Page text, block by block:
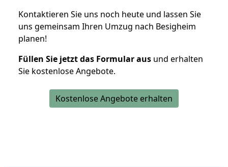
Kontaktieren Sie uns noch heute und lassen Sie
uns gemeinsam Ihren Umzug nach Besigheim
planen!
Füllen Sie jetzt das Formular aus und erhalten
Sie kostenlose Angebote.
Kostenlose Angebote erhalten